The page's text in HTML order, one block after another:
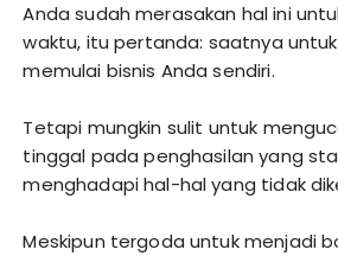
Anda sudah merasakan hal ini
waktu, itu pertanda: saatnya
memulai bisnis Anda sendiri.
Tetapi mungkin sulit untuk
tinggal pada penghasilan yang
menghadapi hal-hal yang tidak
Meskipun tergoda untuk menjadi